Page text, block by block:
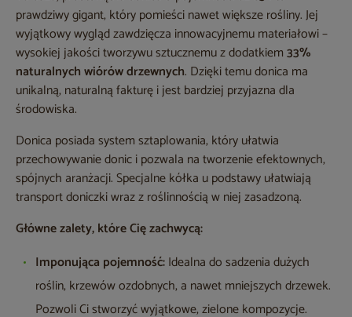
prawdziwy gigant, który pomieści nawet większe rośliny. Jej
wyjątkowy wygląd zawdzięcza innowacyjnemu materiałowi –
wysokiej jakości tworzywu sztucznemu z dodatkiem33%
naturalnych wiórów drzewnych. Dzięki temu donica ma
unikalną, naturalną fakturę i jest bardziej przyjazna dla
środowiska.
Donica posiada system sztaplowania, który ułatwia
przechowywanie donic i pozwala na tworzenie efektownych,
spójnych aranżacji. Specjalne kółka u podstawy ułatwiają
transport doniczki wraz z roślinnością w niej zasadzoną.
Główne zalety, które Cię zachwycą:
Imponująca pojemność:Idealna do sadzenia dużych
roślin, krzewów ozdobnych, a nawet mniejszych drzewek.
Pozwoli Ci stworzyć wyjątkowe, zielone kompozycje.